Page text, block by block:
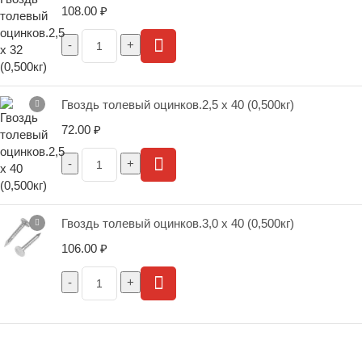
108.00 ₽
Гвоздь толевый оцинков.2,5 х 40 (0,500кг)
72.00 ₽
Гвоздь толевый оцинков.3,0 х 40 (0,500кг)
106.00 ₽